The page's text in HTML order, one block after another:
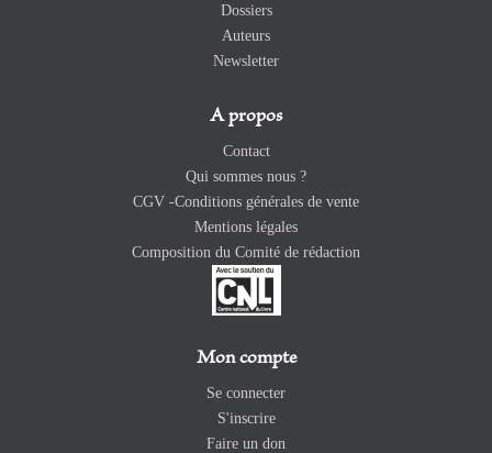
Dossiers
Auteurs
Newsletter
A propos
Contact
Qui sommes nous ?
CGV -Conditions générales de vente
Mentions légales
Composition du Comité de rédaction
Mon compte
Se connecter
S'inscrire
Faire un don